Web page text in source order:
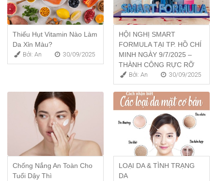
Thiếu Hụt Vitamin Nào Làm
Da Xỉn Màu?
Bởi: An 30/09/2025
HỘI NGHỊ SMART
FORMULA TẠI TP. HỒ CHÍ
MINH NGÀY 9/7/2025 –
THÀNH CÔNG RỰC RỠ
Bởi: An 30/09/2025
Chống Nắng An Toàn Cho
Tuổi Dậy Thì
LOẠI DA & TÌNH TRẠNG
DA